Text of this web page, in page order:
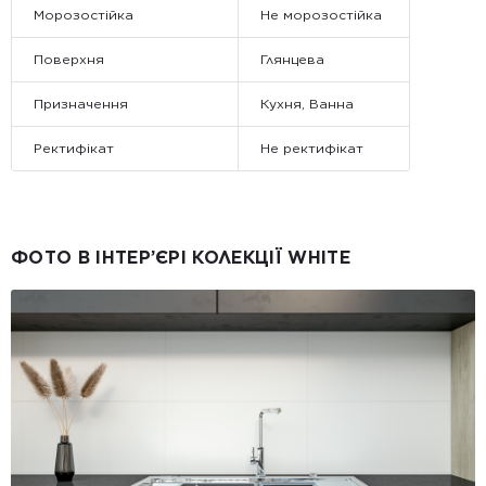
Морозостійка Не морозостійка
Поверхня Глянцева
Призначення Кухня, Ванна
Ректифікат Не ректифікат
ФОТО В ІНТЕР’ЄРІ КОЛЕКЦІЇ WHITE